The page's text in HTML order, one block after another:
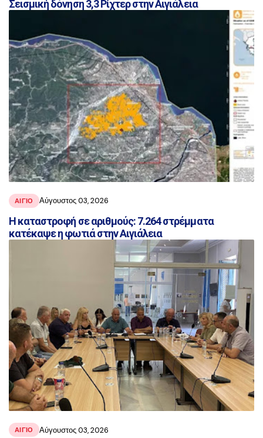
Σεισμική δόνηση 3,3 Ρίχτερ στην Αιγιάλεια
ΑΙΓΙΟ Αύγουστος 03, 2026
Η καταστροφή σε αριθμούς: 7.264 στρέμματα
κατέκαψε η φωτιά στην Αιγιάλεια
ΑΙΓΙΟ Αύγουστος 03, 2026